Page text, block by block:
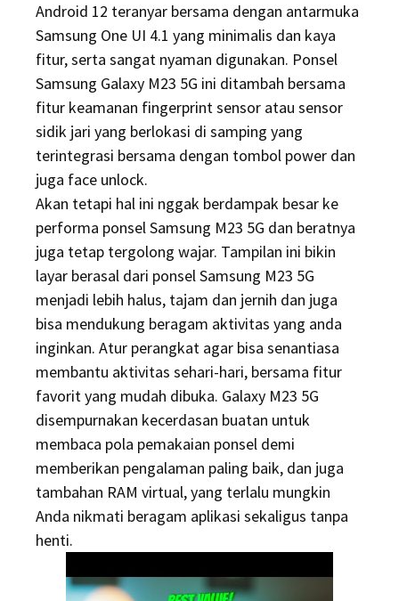
Android 12 teranyar bersama dengan antarmuka
Samsung One UI 4.1 yang minimalis dan kaya
fitur, serta sangat nyaman digunakan. Ponsel
Samsung Galaxy M23 5G ini ditambah bersama
fitur keamanan fingerprint sensor atau sensor
sidik jari yang berlokasi di samping yang
terintegrasi bersama dengan tombol power dan
juga face unlock.
Akan tetapi hal ini nggak berdampak besar ke
performa ponsel Samsung M23 5G dan beratnya
juga tetap tergolong wajar. Tampilan ini bikin
layar berasal dari ponsel Samsung M23 5G
menjadi lebih halus, tajam dan jernih dan juga
bisa mendukung beragam aktivitas yang anda
inginkan. Atur perangkat agar bisa senantiasa
membantu aktivitas sehari-hari, bersama fitur
favorit yang mudah dibuka. Galaxy M23 5G
disempurnakan kecerdasan buatan untuk
membaca pola pemakaian ponsel demi
memberikan pengalaman paling baik, dan juga
tambahan RAM virtual, yang terlalu mungkin
Anda nikmati beragam aplikasi sekaligus tanpa
henti.